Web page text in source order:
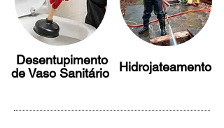
Desentupimento
de Vaso Sanitário
Hidrojateamento